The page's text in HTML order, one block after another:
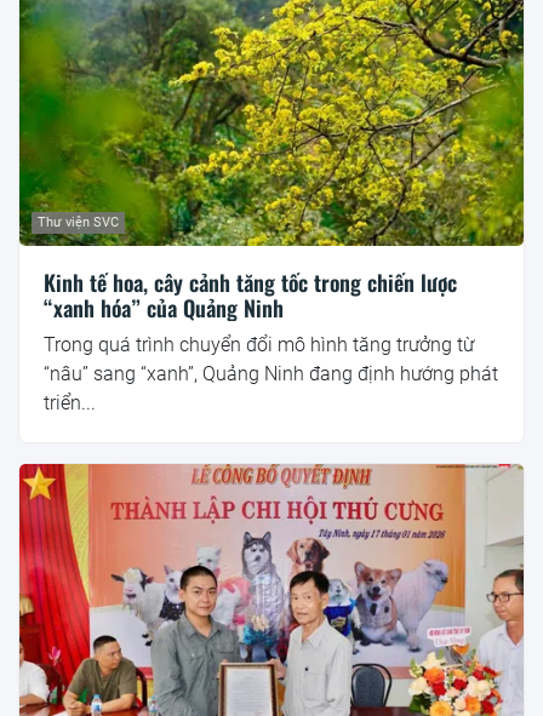
Thư viện SVC
Kinh tế hoa, cây cảnh tăng tốc trong chiến lược
“xanh hóa” của Quảng Ninh
Trong quá trình chuyển đổi mô hình tăng trưởng từ
“nâu” sang “xanh”, Quảng Ninh đang định hướng phát
triển...